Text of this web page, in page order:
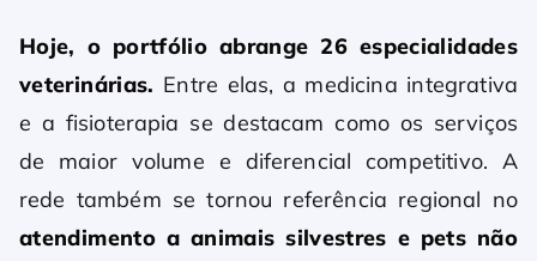
Hoje, o portfólio abrange 26 especialidades
veterinárias. Entre elas, a medicina integrativa
e a fisioterapia se destacam como os serviços
de maior volume e diferencial competitivo. A
rede também se tornou referência regional no
atendimento a animais silvestres e pets não